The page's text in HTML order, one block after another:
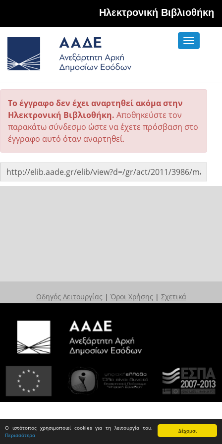
Δέχομαι
Ο ιστότοπος χρησιμοποιεί cookies για τη λειτουργία του.
Περισσότερα
Hλεκτρονική Βιβλιοθήκη
Toggle
Το έγγραφο δεν έχει αναρτηθεί ακόμα στην
Ηλεκτρονική Βιβλιοθήκη. Αποθηκεύστε τον
παρακάτω σύνδεσμο ώστε να έχετε πρόσβαση στο
έγγραφο αυτό όταν αναρτηθεί.
Οδηγός Λειτουργίας | Όροι Χρήσης | Σχετικά